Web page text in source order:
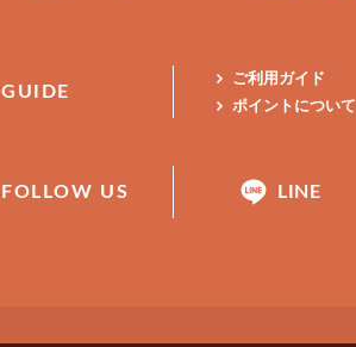
GUIDE
ご利用ガイド
ポイントについて
FOLLOW US LINE